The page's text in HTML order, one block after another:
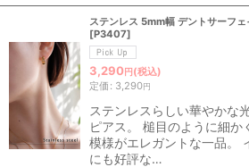
ステンレス 5mm幅 デントサーフ
[P3407]
3,290円(税込)
定価 : 3,290円
ステンレスらしい華やかな
ピアス。 槌目のように細か
模様がエレガントな一品。
にも好評な…